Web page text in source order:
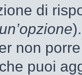
di
non
puoi